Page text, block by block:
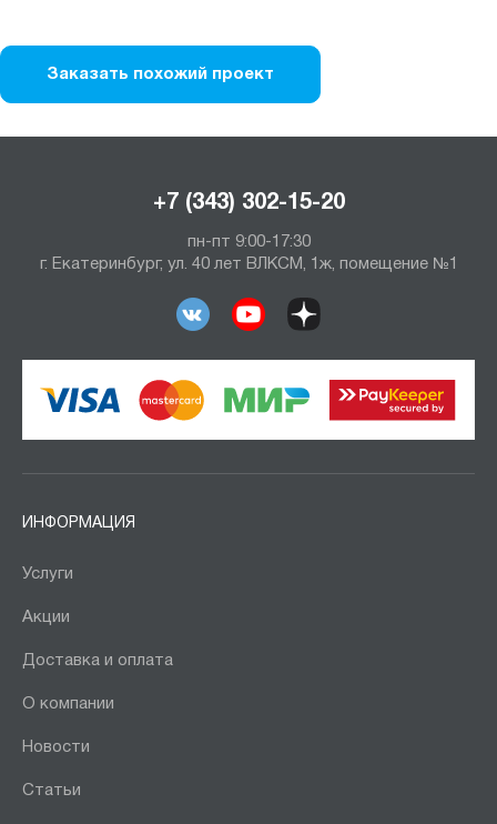
Заказать похожий проект
+7 (343) 302-15-20
пн-пт 9:00-17:30
г. Екатеринбург, ул. 40 лет ВЛКСМ, 1ж, помещение №1
ИНФОРМАЦИЯ
Услуги
Акции
Доставка и оплата
О компании
Новости
Статьи